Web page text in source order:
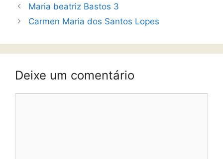
Maria beatriz Bastos 3
Carmen Maria dos Santos Lopes
Deixe um comentário